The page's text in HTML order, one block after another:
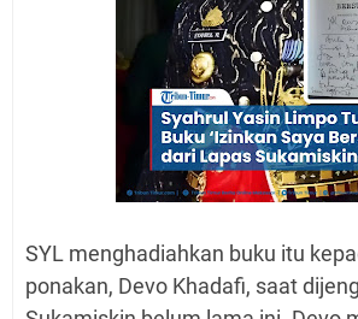
SYL menghadiahkan buku itu
ponakan, Devo Khadafi, saat